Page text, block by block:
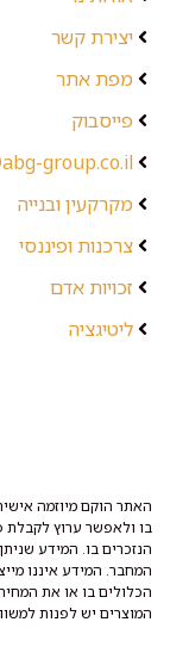
יצירת קשר
מפת אתר
פייסבוק
group.co.il
מקרקעין ובנייה
צרכנות ופיננסי
זכויות אדם
ליטיגציה
האתר הוקם מיוזמה
בו ולאפשר ערוץ לקבלת
הנזכרים בו. המידע
המחבר. המידע איננו
הכלולים בו או את
המוצרים יש לפנות